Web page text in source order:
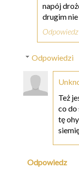
napój
drugim nie
Odpowiedz
Odpowiedzi
Też
co do
tę
Odpowiedz